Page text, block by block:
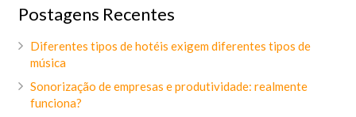
Postagens Recentes
Diferentes tipos de hotéis exigem diferentes tipos de
música
Sonorização de empresas e produtividade: realmente
funciona?